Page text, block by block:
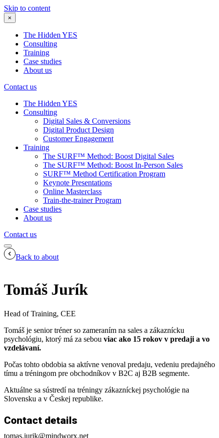
Skip to content
×
The Hidden YES
Consulting
Training
Case studies
About us
Contact us
The Hidden YES
Consulting
Digital Sales & Conversions
Digital Product Design
Customer Engagement
Training
The SURF™ Method: Boost Digital Sales
The SURF™ Method: Boost In-Person Sales
SURF™ Method Certification Program
Keynote Presentations
Online Masterclass
Train-the-trainer Program
Case studies
About us
Contact us
Back to about
Tomáš Jurík
Head of Training, CEE
Tomáš je senior tréner so zameraním na sales a zákaznícku
psychológiu, ktorý má za sebou viac ako 15 rokov v predaji a vo
vzdelávaní.
Počas tohto obdobia sa aktívne venoval predaju, vedeniu predajného
tímu a tréningom pre obchodníkov v B2C aj B2B segmente.
Aktuálne sa sústredí na tréningy zákazníckej psychológie na
Slovensku a v Českej republike.
Contact details
tomas.jurik@mindworx.net